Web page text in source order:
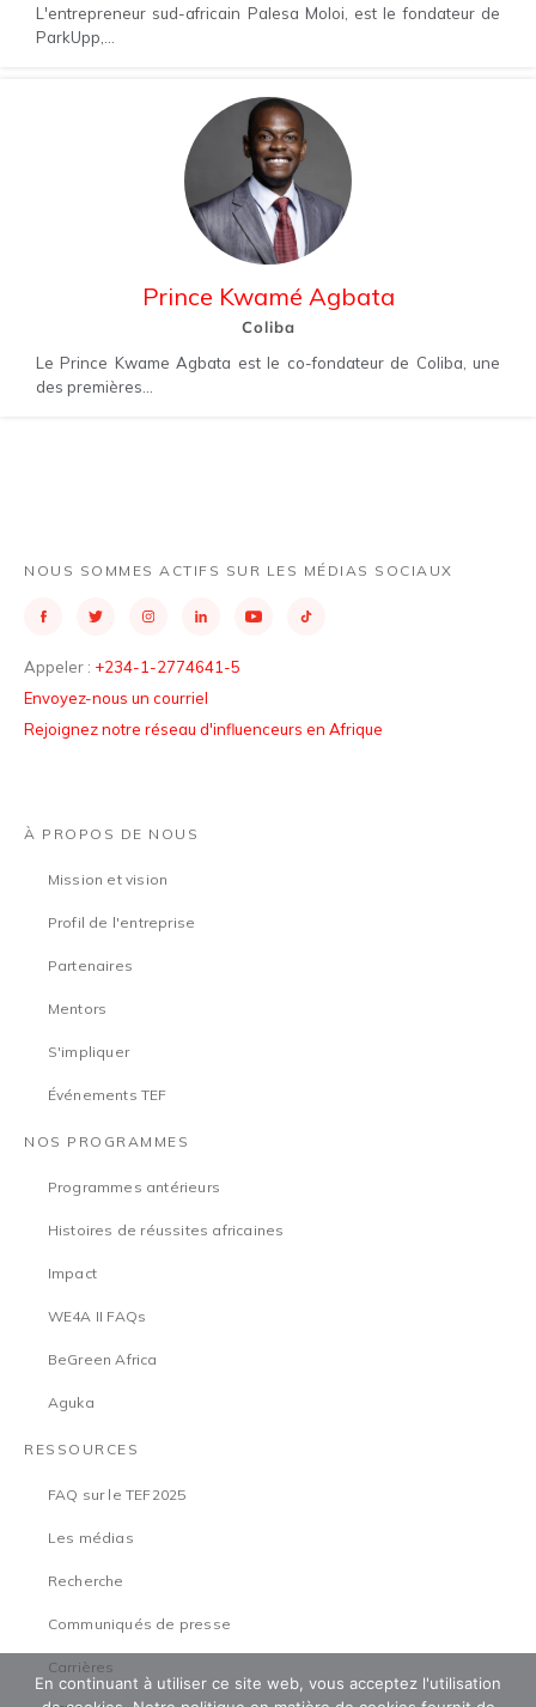
L'entrepreneur sud-africain Palesa Moloi, est le fondateur de
ParkUpp,...
Prince Kwamé Agbata
Coliba
Le Prince Kwame Agbata est le co-fondateur de Coliba, une
des premières...
NOUS SOMMES ACTIFS SUR LES MÉDIAS SOCIAUX
Appeler : +234-1-2774641-5
Envoyez-nous un courriel
Rejoignez notre réseau d'influenceurs en Afrique
À PROPOS DE NOUS
Mission et vision
Profil de l'entreprise
Partenaires
Mentors
S'impliquer
Événements TEF
NOS PROGRAMMES
Programmes antérieurs
Histoires de réussites africaines
Impact
WE4A II FAQs
BeGreen Africa
Aguka
RESSOURCES
FAQ sur le TEF2025
Les médias
Recherche
Communiqués de presse
Carrières
En continuant à utiliser ce site web, vous acceptez l'utilisation